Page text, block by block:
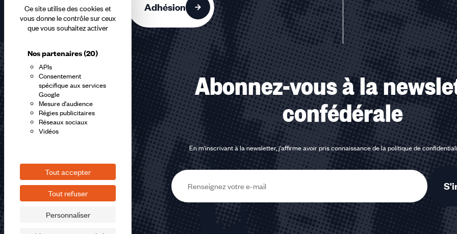
Ce site utilise des cookies et
vous donne le contrôle sur ceux
que vous souhaitez activer
Nos partenaires(20)
APIs
Consentement
spécifique aux services
Google
Mesure d'audience
Régies publicitaires
Réseaux sociaux
Vidéos
Tout accepter
Tout refuser
Personnaliser
Adhésion
Abonnez-vous à la
confédérale
En m'inscrivant à la newsletter, j'affirme avoir pris connaissance de lapolitique de
E-
mail